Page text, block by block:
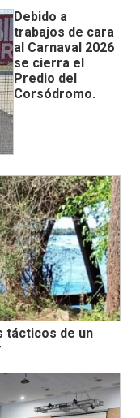
Debido a
trabajos de cara
al Carnaval 2026
se cierra el
Predio del
Corsódromo.
tácticos de un